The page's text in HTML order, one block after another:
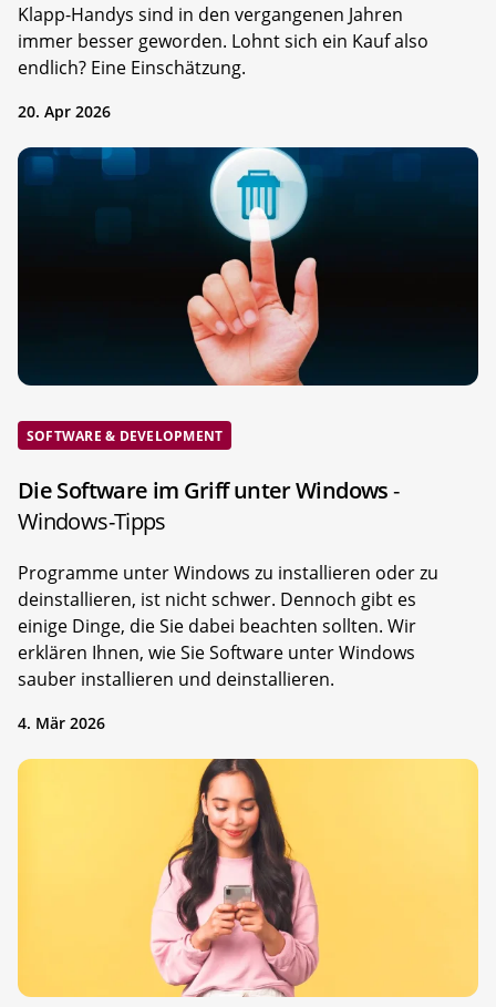
Klapp-Handys sind in den vergangenen Jahren
immer besser geworden. Lohnt sich ein Kauf also
endlich? Eine Einschätzung.
20. Apr 2026
SOFTWARE & DEVELOPMENT
Die Software im Griff unter Windows-
Windows-Tipps
Programme unter Windows zu installieren oder zu
deinstallieren, ist nicht schwer. Dennoch gibt es
einige Dinge, die Sie dabei beachten sollten. Wir
erklären Ihnen, wie Sie Software unter Windows
sauber installieren und deinstallieren.
4. Mär 2026